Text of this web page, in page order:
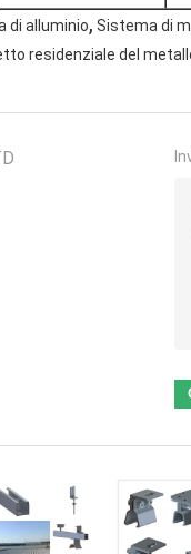
di alluminio, Sistema di
residenziale del